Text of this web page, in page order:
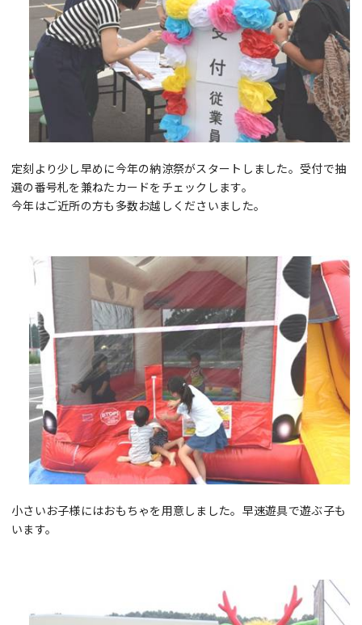
定刻より少し早めに今年の納涼祭がスタートしました。受付で抽
選の番号札を兼ねたカードをチェックします。
今年はご近所の方も多数お越しくださいました。
小さいお子様にはおもちゃを用意しました。早速遊具で遊ぶ子も
います。